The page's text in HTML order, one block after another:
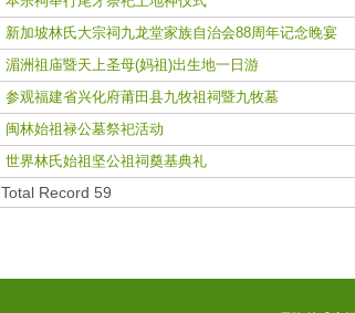
新加坡林氏大宗祠九龙堂家族自治会88周年记念睌宴
湄洲祖庙暨天上圣母(妈祖)出生地一日游
参观福建省兴化府莆田县九牧祖祠暨九牧墓
闽林始祖禄公墓祭祀活动
世界林氏始祖坚公祖祠奠基典礼
Total Record 59